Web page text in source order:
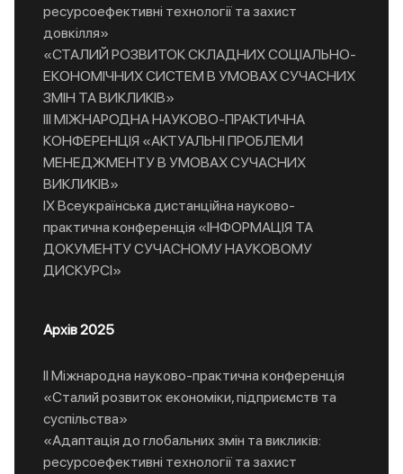
ресурсоефективні технології та захист
довкілля»
«СТАЛИЙ РОЗВИТОК СКЛАДНИХ СОЦІАЛЬНО-
ЕКОНОМІЧНИХ СИСТЕМ В УМОВАХ СУЧАСНИХ
ЗМІН ТА ВИКЛИКІВ»
IIІ МІЖНАРОДНА НАУКОВО-ПРАКТИЧНА
КОНФЕРЕНЦІЯ «АКТУАЛЬНІ ПРОБЛЕМИ
МЕНЕДЖМЕНТУ В УМОВАХ СУЧАСНИХ
ВИКЛИКІВ»
IX Всеукраїнська дистанційна науково-
практична конференція «ІНФОРМАЦІЯ ТА
ДОКУМЕНТУ СУЧАСНОМУ НАУКОВОМУ
ДИСКУРСІ»
Архів 2025
ІІ Міжнародна науково-практична конференція
«Сталий розвиток економіки, підприємств та
суспільства»
«Адаптація до глобальних змін та викликів:
ресурсоефективні технології та захист